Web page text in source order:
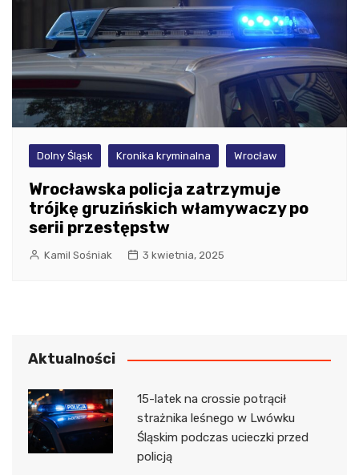
Dolny Śląsk Kronika kryminalna Wrocław
Wrocławska policja zatrzymuje
trójkę gruzińskich włamywaczy po
serii przestępstw
Kamil Sośniak 3 kwietnia, 2025
Aktualności
15-latek na crossie potrącił
strażnika leśnego w Lwówku
Śląskim podczas ucieczki przed
policją